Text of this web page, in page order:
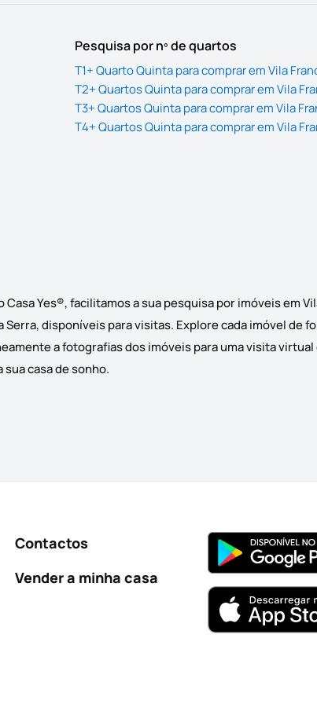
Pesquisa por nº de quartos
T1+ Quarto Quinta para comprar em Vila
T2+ Quartos Quinta para comprar em Vila
T3+ Quartos Quinta para comprar em Vila
T4+ Quartos Quinta para comprar em Vila
Yes®, facilitamos a sua pesquisa por imóveis em
disponíveis para visitas. Explore cada imóvel de
a fotografias dos imóveis para uma visita
casa de sonho.
Contactos
Vender a minha casa